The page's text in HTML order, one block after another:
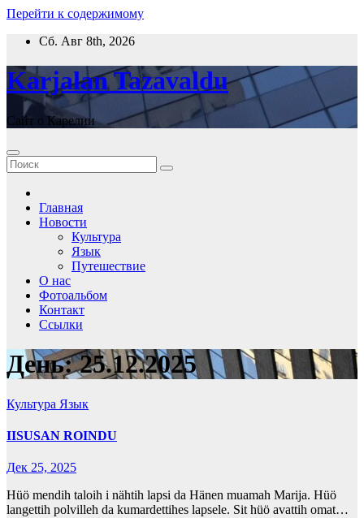
Перейти к содержимому
Сб. Авг 8th, 2026
Karjalan Tazavaldu
Сайт о Карелии
Главная
Новости
Культура
Язык
Путешествие
О нас
Фотоальбом
Контакт
Ссылки
День:25.12.2025
Культура Язык
IISUSAN ROINDU
Дек 25, 2025
Hüö mendih taloih i nähtih lapsi da Hänen muamah Marija. Hüö
langettih polvilleh da kumardettihes lapsele. Sit hüö avattih omat…